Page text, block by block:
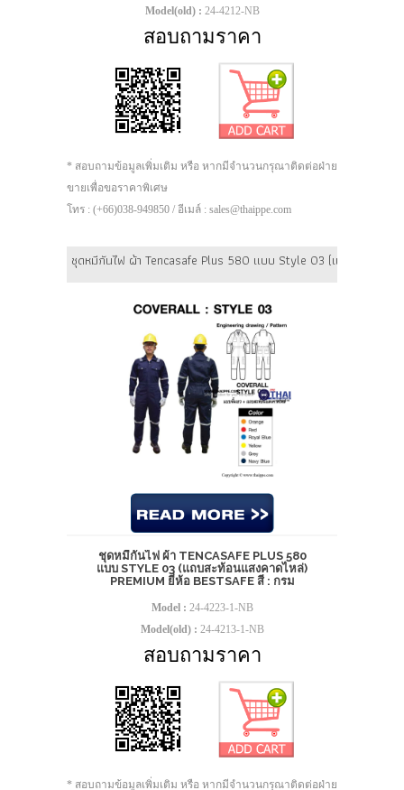
Model(old) : 24-4212-NB
สอบถามราคา
* สอบถามข้อมูลเพิ่มเติม หรือ หากมีจำนวนกรุณาติดต่อฝ่าย
ขายเพื่อขอราคาพิเศษ
โทร : (+66)038-949850 / อีเมล์ : sales@thaippe.com
ชุดหมีกันไฟ ผ้า Tencasafe Plus 580 แบบ Style 03 (แถบสะท้อนแส
ชุดหมีกันไฟ ผ้า TENCASAFE PLUS 580
แบบ STYLE 03 (แถบสะท้อนแสงคาดไหล่)
PREMIUM ยี่ห้อ BESTSAFE สี : กรม
Model : 24-4223-1-NB
Model(old) : 24-4213-1-NB
สอบถามราคา
* สอบถามข้อมูลเพิ่มเติม หรือ หากมีจำนวนกรุณาติดต่อฝ่าย